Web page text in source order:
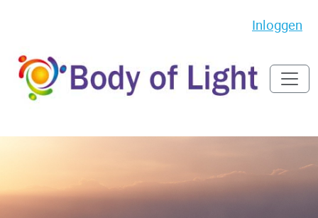
Inloggen